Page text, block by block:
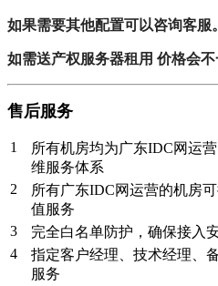
如果需要其他配置可以咨询客服。
如需送产权服务器租用 价格会不
售后服务
1
所有机房均为广东IDC网运
维服务体系
2
所有广东IDC网运营的机房
值服务
3
完全白名单防护，确保接入
4
指定客户经理、技术经理、
服务